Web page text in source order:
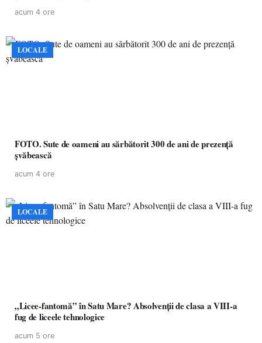
acum 4 ore
LOCALE
FOTO. Sute de oameni au sărbătorit 300 de ani de prezență
șvăbească
acum 4 ore
LOCALE
„Licee-fantomă” în Satu Mare? Absolvenții de clasa a VIII-a
fug de liceele tehnologice
acum 5 ore